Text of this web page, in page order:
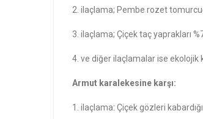
2. ilaçlama; Pembe rozet
3. ilaçlama; Çiçek taç yaprakları
4. ve diğer ilaçlamalar ise ekolojik
Armut karalekesine karşı:
1. ilaçlama: Çiçek gözleri